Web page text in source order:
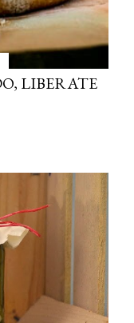
LIBERATE